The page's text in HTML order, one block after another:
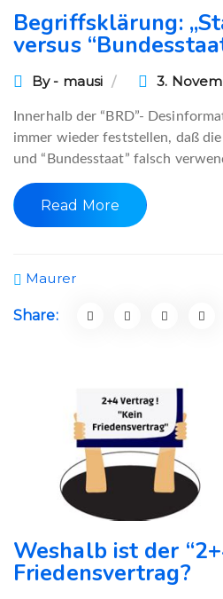
Begriffsklärung:
versus
By - mausi 3.
Innerhalb der “BRD”-
immer wieder feststellen, daß
und “Bundesstaat” falsch
Read More
Maurer
Share:
Weshalb ist der
Friedensvertrag?